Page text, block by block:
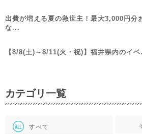
出費が増える夏の救世主！最大3,000円分
な...
【8/8(土)～8/11(火・祝)】福井県内のイ
カテゴリ一覧
すべて